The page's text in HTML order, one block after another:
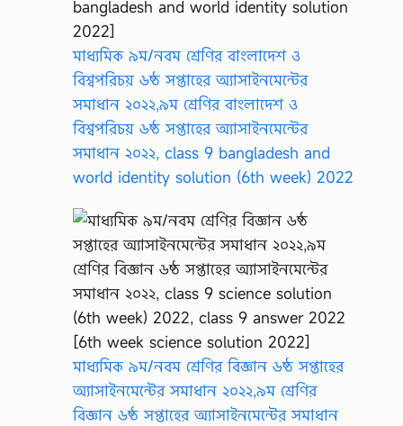
মাধ্যমিক ৯ম/নবম শ্রেণির বাংলাদেশ ও
বিশ্বপরিচয় ৬ষ্ঠ সপ্তাহের অ্যাসাইনমেন্টের
সমাধান ২০২২,৯ম শ্রেণির বাংলাদেশ ও
বিশ্বপরিচয় ৬ষ্ঠ সপ্তাহের অ্যাসাইনমেন্টের
সমাধান ২০২২, class 9 bangladesh and
world identity solution (6th week) 2022
মাধ্যমিক ৯ম/নবম শ্রেণির বিজ্ঞান ৬ষ্ঠ সপ্তাহের
অ্যাসাইনমেন্টের সমাধান ২০২২,৯ম শ্রেণির
বিজ্ঞান ৬ষ্ঠ সপ্তাহের অ্যাসাইনমেন্টের সমাধান